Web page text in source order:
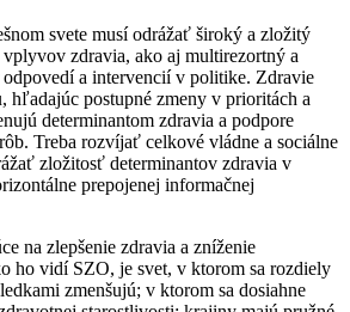
svete musí odrážať široký a zložitý
vplyvov zdravia, ako aj multirezortný a
a intervencií v politike. Zdravie
hľadajúc postupné zmeny v prioritách a
determinantom zdravia a podpore
Treba rozvíjať celkové vládne a sociálne
zložitosť determinantov zdravia v
prepojenej informačnej
na zlepšenie zdravia a zníženie
ho vidí SZO, je svet, v ktorom sa rozdiely
zmenšujú; v ktorom sa dosiahne